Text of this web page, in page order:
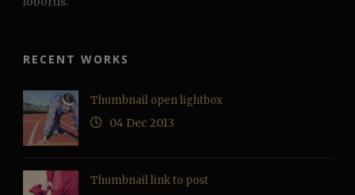
RECENT WORKS
Thumbnail open lightbox
04 Dec 2013
Thumbnail link to post